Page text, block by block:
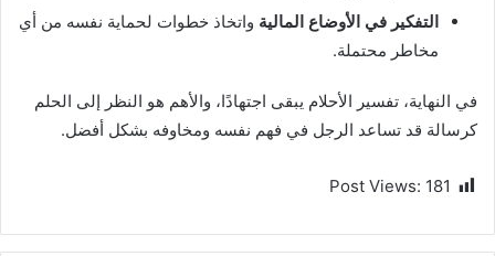
التفكير في الأوضاع المالية واتخاذ خطوات لحماية نفسه من أي
مخاطر محتملة.
في النهاية، تفسير الأحلام يبقى اجتهادًا، والأهم هو النظر إلى الحلم
كرسالة قد تساعد الرجل في فهم نفسه ومخاوفه بشكل أفضل.
Post Views: 181